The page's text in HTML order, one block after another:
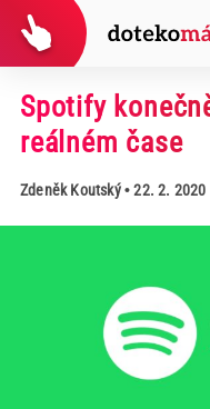
Spotify
reálném čase
Zdeněk Koutský• 22. 2. 2020